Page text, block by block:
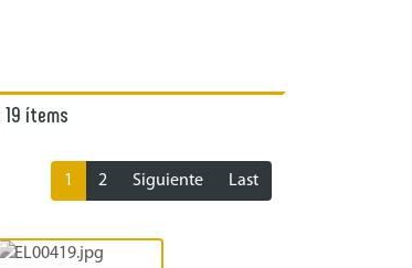
19 ítems
1 2 Siguiente Last